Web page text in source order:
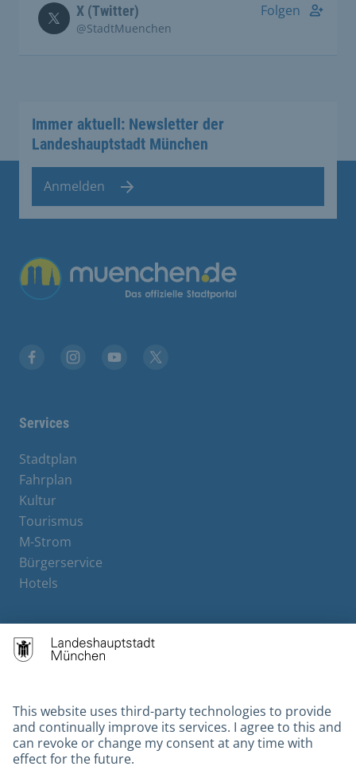
X (Twitter)
@StadtMuenchen
Folgen
Immer aktuell: Newsletter der
Landeshauptstadt München
Anmelden
Übergreifende Links
Services
Stadtplan
Fahrplan
Kultur
Tourismus
M-Strom
Bürgerservice
Hotels
Contact
Gebärdensprache
Datenschutz
Kontakt